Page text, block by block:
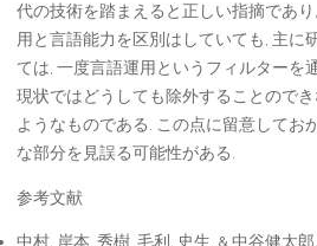
代の技術を踏まえると正しい指摘であ
用と言語能力を区別はしていても, 主に
ては, 一度言語運用というフィルターを
現状ではどうしても除外することので
ようなものである. この点に留意してお
な部分を見誤る可能性がある.
参考文献
中村, 岸本, 秀樹, 毛利, 史生, & 中谷健太